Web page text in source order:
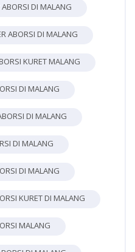
DI MALANG
ABORSI DI MALANG
KURET MALANG
DI MALANG
DI MALANG
DI MALANG
DI MALANG
KURET DI MALANG
MALANG